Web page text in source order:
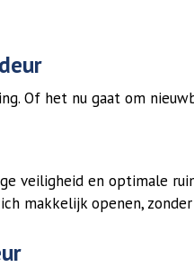
Of het nu gaat om
veiligheid en optimale
makkelijk openen,